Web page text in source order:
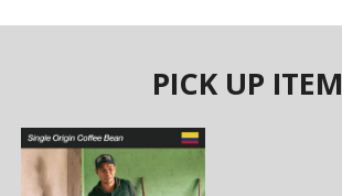
PICK UP ITEM